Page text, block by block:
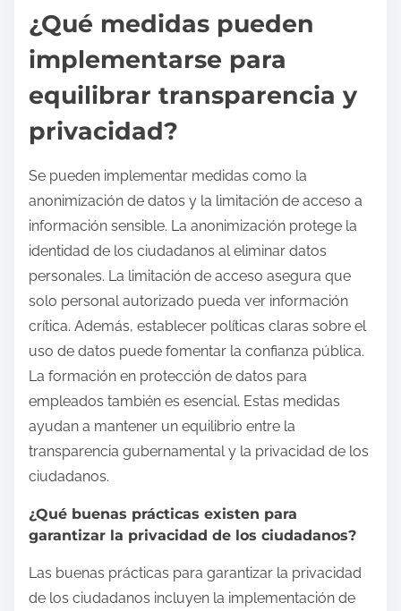
¿Qué medidas pueden
implementarse para
equilibrar transparencia y
privacidad?
Se pueden implementar medidas como la
anonimización de datos y la limitación de acceso a
información sensible. La anonimización protege la
identidad de los ciudadanos al eliminar datos
personales. La limitación de acceso asegura que
solo personal autorizado pueda ver información
crítica. Además, establecer políticas claras sobre el
uso de datos puede fomentar la confianza pública.
La formación en protección de datos para
empleados también es esencial. Estas medidas
ayudan a mantener un equilibrio entre la
transparencia gubernamental y la privacidad de los
ciudadanos.
¿Qué buenas prácticas existen para
garantizar la privacidad de los ciudadanos?
Las buenas prácticas para garantizar la privacidad
de los ciudadanos incluyen la implementación de